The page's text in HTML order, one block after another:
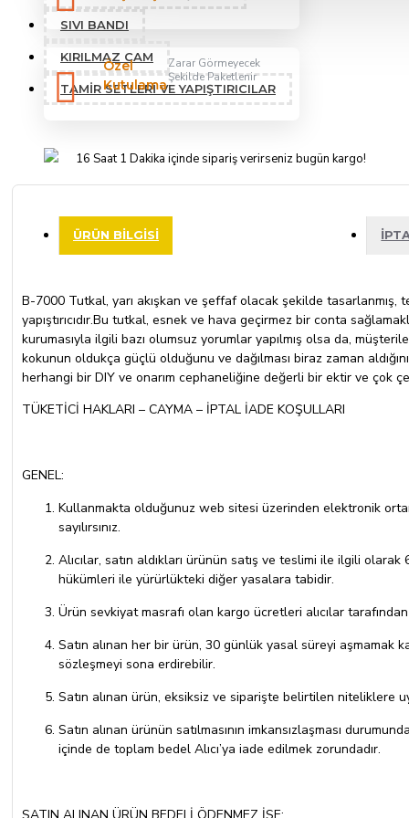
SIVI BANDI
KIRILMAZ CAM
TAMIR SETLERI VE YAPIŞTIRICILAR
Özel
Kutulama
Zarar Görmeyecek
Şekilde Paketlenir
16 Saat 1 Dakika içinde sipariş verirseniz bugün kargo!
ÜRÜN BILGISI
B-7000 Tutkal, yarı akışkan ve şeffaf olacak şekilde
yapıştırıcıdır.Bu tutkal, esnek ve hava geçirmez bir conta
kurumasıyla ilgili bazı olumsuz yorumlar yapılmış olsa da,
kokunun oldukça güçlü olduğunu ve dağılması biraz zaman
herhangi bir DIY ve onarım cephaneliğine değerli bir ektir ve çok
TÜKETİCİ HAKLARI – CAYMA – İPTAL İADE KOŞULLARI
GENEL:
Kullanmakta olduğunuz web sitesi üzerinden elektronik
sayılırsınız.
Alıcılar, satın aldıkları ürünün satış ve teslimi ile ilgili
hükümleri ile yürürlükteki diğer yasalara tabidir.
Ürün sevkiyat masrafı olan kargo ücretleri alıcılar
Satın alınan her bir ürün, 30 günlük yasal süreyi aşmamak
sözleşmeyi sona erdirebilir.
Satın alınan ürün, eksiksiz ve siparişte belirtilen niteliklere
Satın alınan ürünün satılmasının imkansızlaşması
içinde de toplam bedel Alıcı’ya iade edilmek zorundadır.